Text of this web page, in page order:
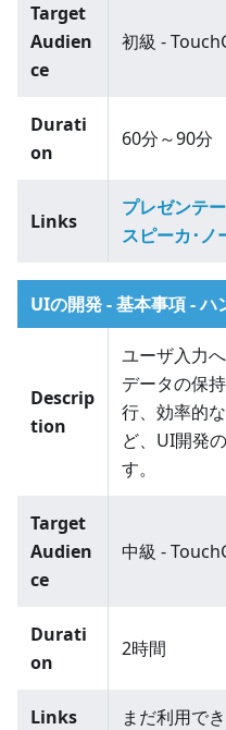
Target
Audien
ce
初級 -
Durati
on
60分～90分
Links
プレゼンテ
スピーカ･ノ
UIの開発 - 基本事項 - ハ
Descrip
tion
ユーザ入力
データの保
行、効率的
ど、UI開発
す。
Target
Audien
ce
中級 -
Durati
on
2時間
Links まだ利用でき